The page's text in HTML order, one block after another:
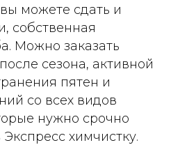
все рассказала,
платье мое снова как
можете сдать и
собственная
Можно заказать
сезона, активной
пятен и
со всех видов
нужно срочно
химчистку.